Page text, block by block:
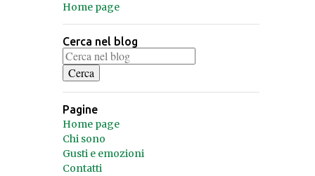
Home page
Cerca nel blog
Pagine
Home page
Chi sono
Gusti e emozioni
Contatti